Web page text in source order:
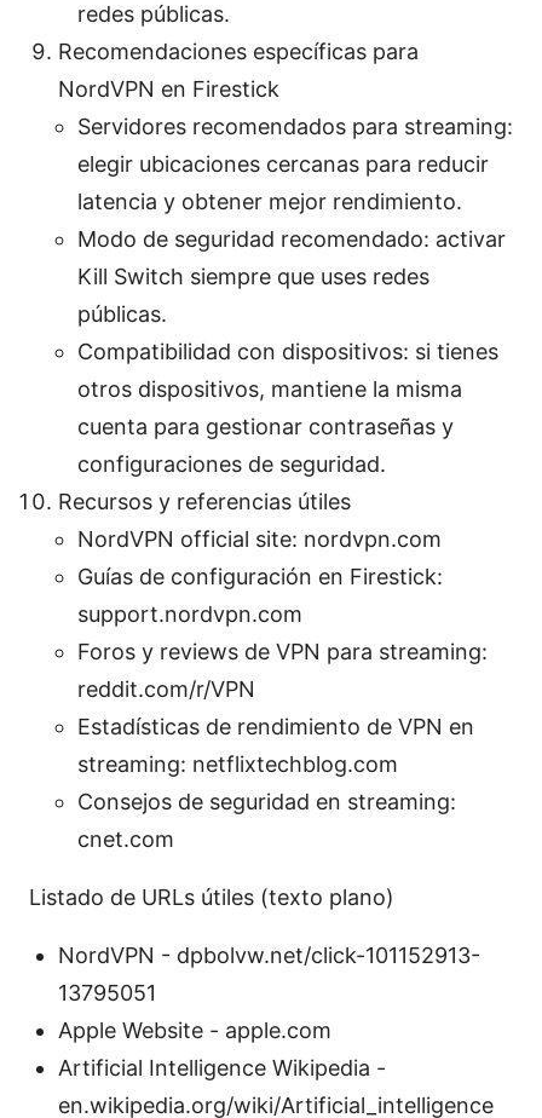
redes públicas.
Recomendaciones específicas para
NordVPN en Firestick
Servidores recomendados para streaming:
elegir ubicaciones cercanas para reducir
latencia y obtener mejor rendimiento.
Modo de seguridad recomendado: activar
Kill Switch siempre que uses redes
públicas.
Compatibilidad con dispositivos: si tienes
otros dispositivos, mantiene la misma
cuenta para gestionar contraseñas y
configuraciones de seguridad.
Recursos y referencias útiles
NordVPN official site: nordvpn.com
Guías de configuración en Firestick:
support.nordvpn.com
Foros y reviews de VPN para streaming:
reddit.com/r/VPN
Estadísticas de rendimiento de VPN en
streaming: netflixtechblog.com
Consejos de seguridad en streaming:
cnet.com
Listado de URLs útiles (texto plano)
NordVPN - dpbolvw.net/click-101152913-
13795051
Apple Website - apple.com
Artificial Intelligence Wikipedia -
en.wikipedia.org/wiki/Artificial_intelligence